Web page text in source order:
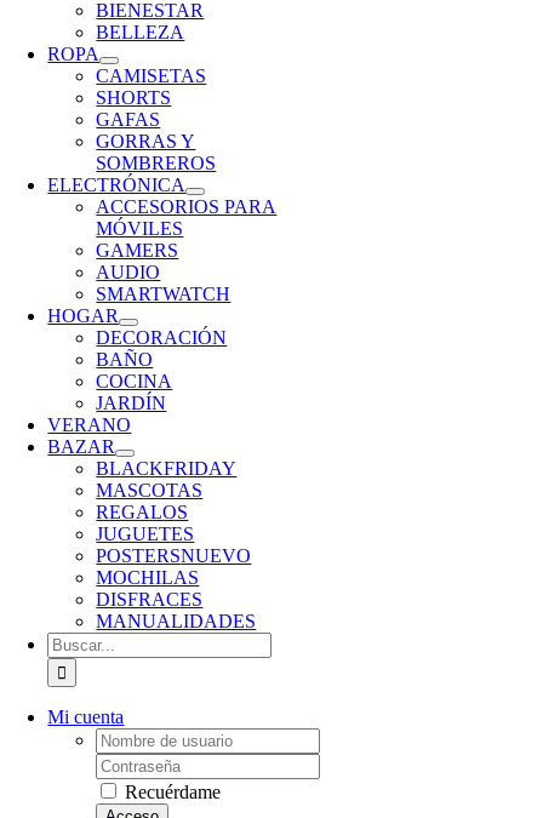
BIENESTAR
BELLEZA
ROPA
CAMISETAS
SHORTS
GAFAS
GORRAS Y
SOMBREROS
ELECTRÓNICA
ACCESORIOS PARA
MÓVILES
GAMERS
AUDIO
SMARTWATCH
HOGAR
DECORACIÓN
BAÑO
COCINA
JARDÍN
VERANO
BAZAR
BLACKFRIDAY
MASCOTAS
REGALOS
JUGUETES
POSTERSNUEVO
MOCHILAS
DISFRACES
MANUALIDADES
Buscar:
Mi cuenta
Username:
Password:
Recuérdame